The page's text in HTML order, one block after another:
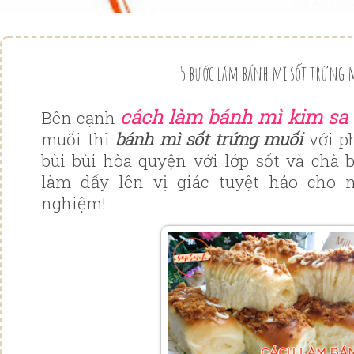
5 bước làm bánh mì sốt trứng
Bên cạnh cách làm bánh mì kim sa
muối thì bánh mì sốt trứng muốivới
bùi bùi hòa quyện với lớp sốt và chà
làm dấy lên vị giác tuyệt hảo cho
nghiệm!